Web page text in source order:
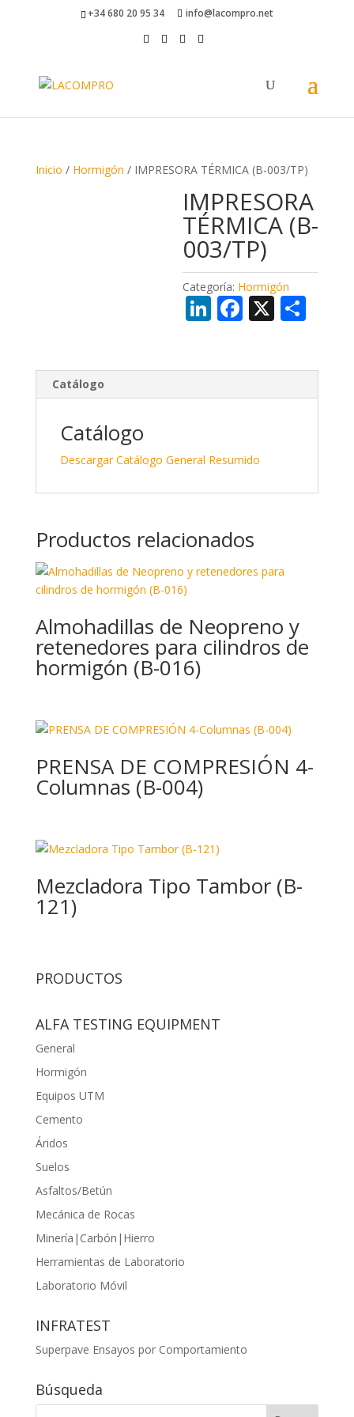
+34 680 20 95 34 info@lacompro.net
Inicio / Hormigón / IMPRESORA TÉRMICA (B-003/TP)
IMPRESORA
TÉRMICA (B-
003/TP)
Categoría: Hormigón
Li
dI
F
o
k
X
ar
Catálogo
Catálogo
Descargar Catálogo General Resumido
Productos relacionados
Almohadillas de Neopreno y
retenedores para cilindros de
hormigón (B-016)
PRENSA DE COMPRESIÓN 4-
Columnas (B-004)
Mezcladora Tipo Tambor (B-
121)
PRODUCTOS
ALFA TESTING EQUIPMENT
General
Hormigón
Equipos UTM
Cemento
Áridos
Suelos
Asfaltos/Betún
Mecánica de Rocas
Minería|Carbón|Hierro
Herramientas de Laboratorio
Laboratorio Móvil
INFRATEST
Superpave Ensayos por Comportamiento
Búsqueda